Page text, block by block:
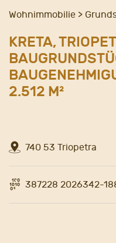
Wohnimmobilie >
KRETA,
2.512 M²
740 53 Triopetra
387228 2026342-